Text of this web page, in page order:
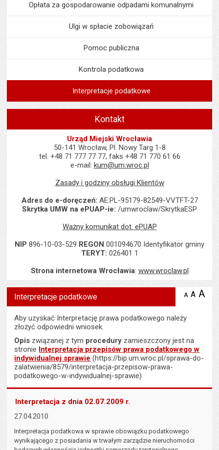
Opłata za gospodarowanie odpadami komunalnymi
Ulgi w spłacie zobowiązań
Pomoc publiczna
Kontrola podatkowa
Interpretacje podatkowe
Kontakt
Urząd Miejski Wrocławia
50-141 Wrocław, Pl. Nowy Targ 1-8
tel. +48 71 777 77 77, faks +48 71 770 61 66
e-mail: kum@um.wroc.pl
Zasady i godziny obsługi Klientów
Adres do e-doręczeń: AE:PL-95179-82549-VVTFT-27
Skrytka UMW na ePUAP-ie: /umwroclaw/SkrytkaESP
Ważny komunikat dot. ePUAP
NIP 896-10-03-529 REGON 001094670 Identyfikator gminy
TERYT: 026401 1
Strona internetowa Wrocławia: www.wroclaw.pl
Interpretacje podatkowe A zmniejsz
A A
Aby uzyskać Interpretację prawa podatkowego należy
złożyć odpowiedni wniosek.
Opis związanej z tym procedury zamieszczony jest na
stronie Interpretacja przepisów prawa podatkowego w
indywidualnej sprawie (https://bip.um.wroc.pl/sprawa-do-
zalatwienia/8579/interpretacja-przepisow-prawa-
podatkowego-w-indywidualnej-sprawie)
Interpretacja z dnia 02.07.2009 r.
27.04.2010
Interpretacja podatkowa w sprawie obowiązku podatkowego
wynikającego z posiadania w trwałym zarządzie nieruchomości